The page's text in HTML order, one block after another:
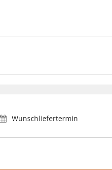
Wunschliefertermin